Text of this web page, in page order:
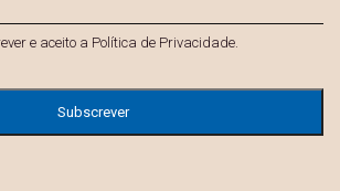
e aceito a Política de Privacidade.